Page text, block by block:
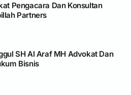
Pengacara Dan Konsultan
Partners
SH Al Araf MH Advokat Dan
Bisnis